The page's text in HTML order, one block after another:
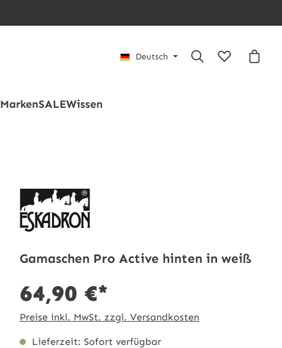
Deutsch
Du hast 0
MarkenSALEWissen
Gamaschen Pro Active hinten in weiß
64,90 €*
Preise inkl. MwSt. zzgl. Versandkosten
Lieferzeit: Sofort verfügbar